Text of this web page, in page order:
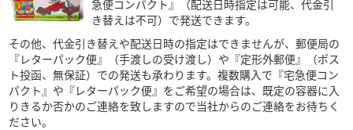
急便コンパクト』（配送日時指定は可能、代金引
き替えは不可）で発送できます。
その他、代金引き替えや配送日時の指定はできませんが、郵便局の
『レターパック便』（手渡しの受け渡し）や『定形外郵便』（ポス
ト投函、無保証）での発送も承わります。複数購入で『宅急便コン
パクト』や『レターパック便』をご希望の場合は、既定の容器に入
りきるか否かのご連絡を致しますので当社からのご連絡をお待ちく
ださい。